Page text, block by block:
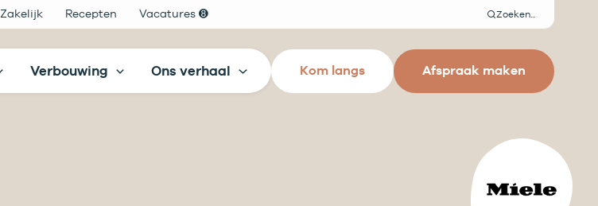
Zakelijk Recepten Vacatures ➑ Zoeken
Verbouwing Ons verhaal Kom langs Afspraak maken